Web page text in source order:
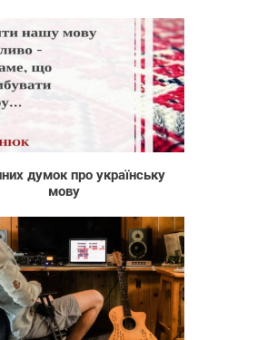
630
думок про українську
мову
30